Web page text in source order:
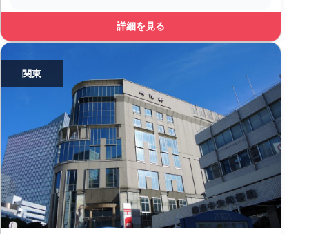
詳細を見る
関東